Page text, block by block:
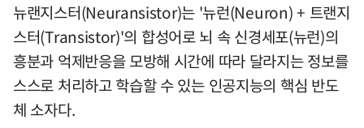
뉴랜지스터(Neuransistor)는 '뉴런(Neuron) + 트랜지
스터(Transistor)'의 합성어로 뇌 속 신경세포(뉴런)의
흥분과 억제반응을 모방해 시간에 따라 달라지는 정보를
스스로 처리하고 학습할 수 있는 인공지능의 핵심 반도
체 소자다.